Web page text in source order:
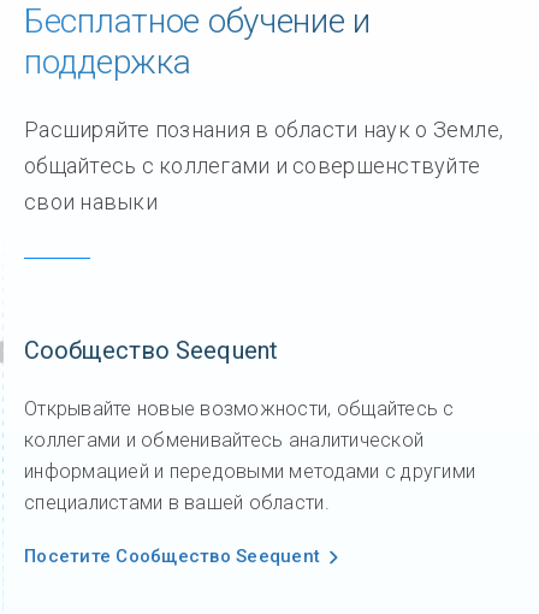
Бесплатное обучение и
поддержка
Расширяйте познания в области наук о Земле,
общайтесь с коллегами и совершенствуйте
свои навыки
Сообщество Seequent
Открывайте новые возможности, общайтесь с
коллегами и обменивайтесь аналитической
информацией и передовыми методами с другими
специалистами в вашей области.
Посетите Сообщество Seequent